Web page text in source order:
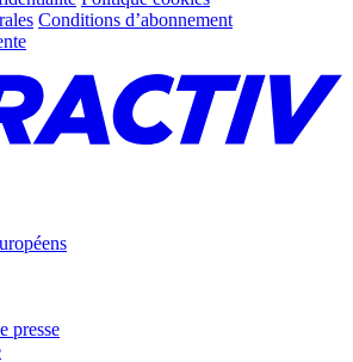
Conditions d’abonnement
presse